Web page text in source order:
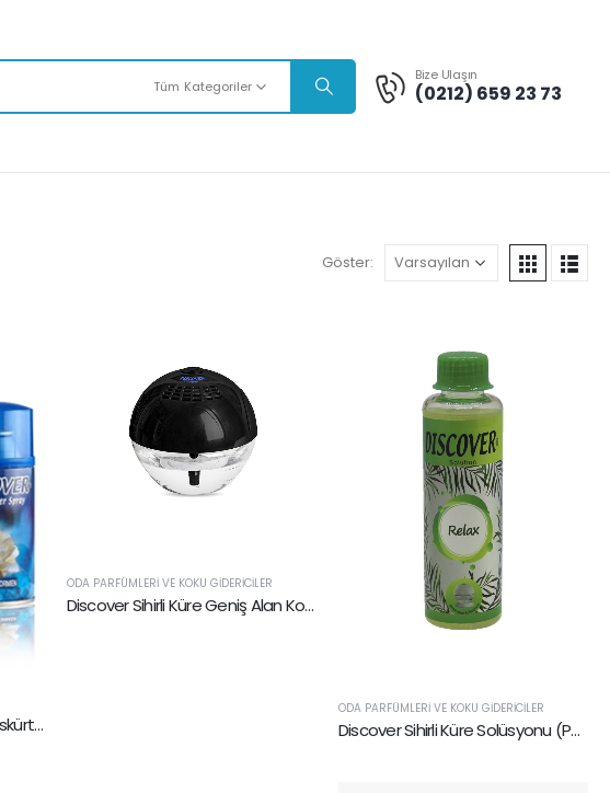
Tüm Kategoriler
Bize Ulaşın
(0212) 659 23 73
Göster:
Discover Otomatik Sprey Püskürtücü
ODA PARFÜMLERI VE KOKU GIDERICILER
Discover Sihirli Küre Geniş Alan Kokulandırma Makinesi
ODA PARFÜMLERI VE KOKU GIDERICILER
Discover Sihirli Küre Solüsyonu (Parfümü)